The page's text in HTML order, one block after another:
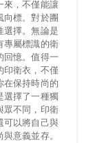
來，不僅能讓
向標。對於團
選擇。無論是
專屬標識的衛
回憶。值得一
印衛衣，不僅
在保持時尚的
選擇了一種獨
眾不同，印衛
可以將自己與
意義並存。